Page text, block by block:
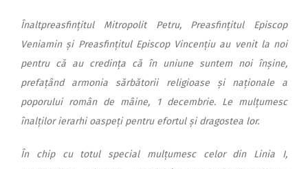
Înaltpreasfințitul Mitropolit Petru, Preasfințitul Episcop
Veniamin și Preasfințitul Episcop Vincențiu au venit la noi
pentru că au credința că în uniune suntem noi înșine,
prefațând armonia sărbătorii religioase și naționale a
poporului român de mâine, 1 decembrie. Le mulțumesc
înalților ierarhi oaspeți pentru efortul și dragostea lor.
În chip cu totul special mul­țumesc celor din Linia I,